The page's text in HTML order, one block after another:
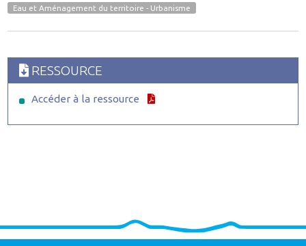
Eau et Aménagement du territoire - Urbanisme
RESSOURCE
Accéder à la ressource